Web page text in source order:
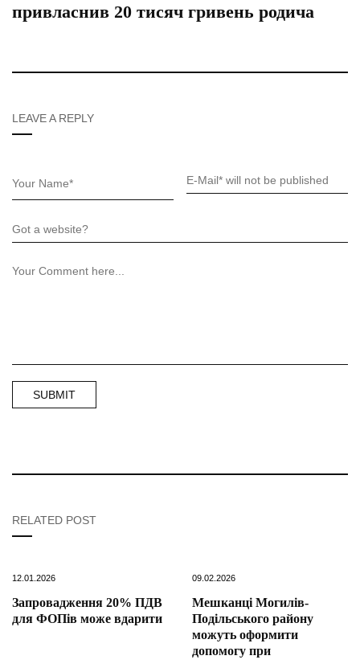
привласнив 20 тисяч гривень родича
LEAVE A REPLY
RELATED POST
12.01.2026
Запровадження 20% ПДВ
для ФОПів може вдарити
09.02.2026
Мешканці Могилів-
Подільського району
можуть оформити
допомогу при